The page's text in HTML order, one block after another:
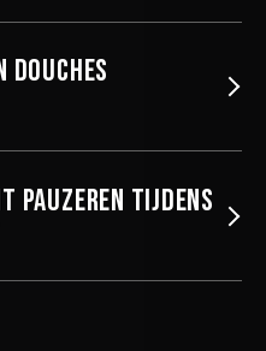
douches
pauzeren tijdens